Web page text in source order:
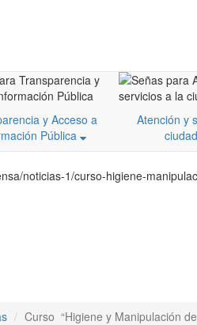
y Acceso a
Pública
Atención y
noticias-1/curso-higiene-
Curso “Higiene y Manipulación